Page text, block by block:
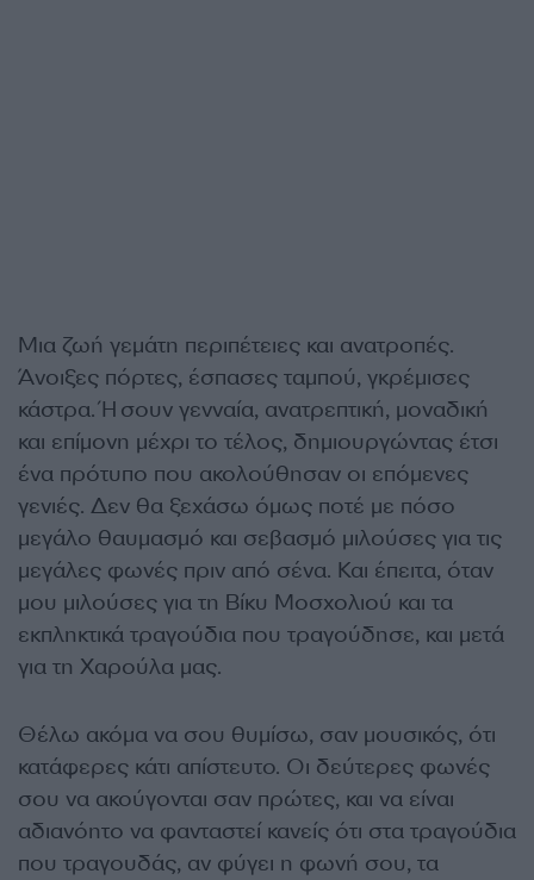
Μια ζωή γεμάτη περιπέτειες και ανατροπές.
Άνοιξες πόρτες, έσπασες ταμπού, γκρέμισες
κάστρα. Ήσουν γενναία, ανατρεπτική, μοναδική
και επίμονη μέχρι το τέλος, δημιουργώντας έτσι
ένα πρότυπο που ακολούθησαν οι επόμενες
γενιές. Δεν θα ξεχάσω όμως ποτέ με πόσο
μεγάλο θαυμασμό και σεβασμό μιλούσες για τις
μεγάλες φωνές πριν από σένα. Και έπειτα, όταν
μου μιλούσες για τη Βίκυ Μοσχολιού και τα
εκπληκτικά τραγούδια που τραγούδησε, και μετά
για τη Χαρούλα μας.
Θέλω ακόμα να σου θυμίσω, σαν μουσικός, ότι
κατάφερες κάτι απίστευτο. Οι δεύτερες φωνές
σου να ακούγονται σαν πρώτες, και να είναι
αδιανόητο να φανταστεί κανείς ότι στα τραγούδια
που τραγουδάς, αν φύγει η φωνή σου, τα